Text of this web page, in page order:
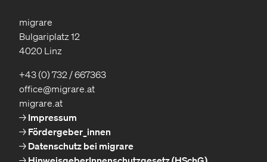
migrare
Bulgariplatz 12
4020 Linz
+43 (0) 732 / 667363
office@migrare.at
migrare.at
Impressum
Fördergeber_innen
Datenschutz bei migrare